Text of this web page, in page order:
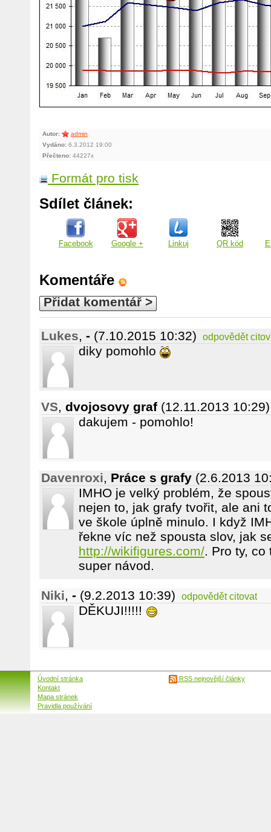
Autor:
admin
Vydáno: 6.3.2012 19:00
Přečteno: 44227x
Formát pro tisk
Sdílet článek:
Facebook Google + Linkuj QR kód
Komentáře
Přidat komentář >
Lukes, - (7.10.2015 10:32) odpovědět
diky pomohlo
VS, dvojosovy graf (12.11.2013 10:29)
dakujem - pomohlo!
Davenroxi, Práce s grafy (2.6.2013
IMHO je velký problém, že
nejen to, jak grafy tvořit, ale ani
ve škole úplně minulo. I když
řekne víc než spousta slov, jak
http://wikifigures.com/. Pro ty,
super návod.
Niki, - (9.2.2013 10:39) odpovědět citovat
DĚKUJI!!!!!
Úvodní stránka
Kontakt
Mapa stránek
Pravidla používání
RSS nejnovější články